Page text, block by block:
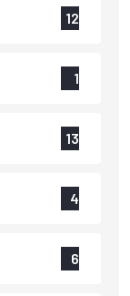
12
1
13
4
6